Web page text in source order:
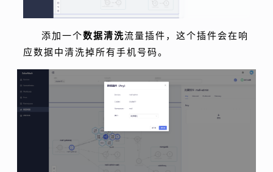
添加一个数据清洗流量插件，这个插件会在响
应数据中清洗掉所有手机号码。